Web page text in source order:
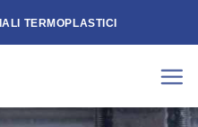
TERMOPLASTICI